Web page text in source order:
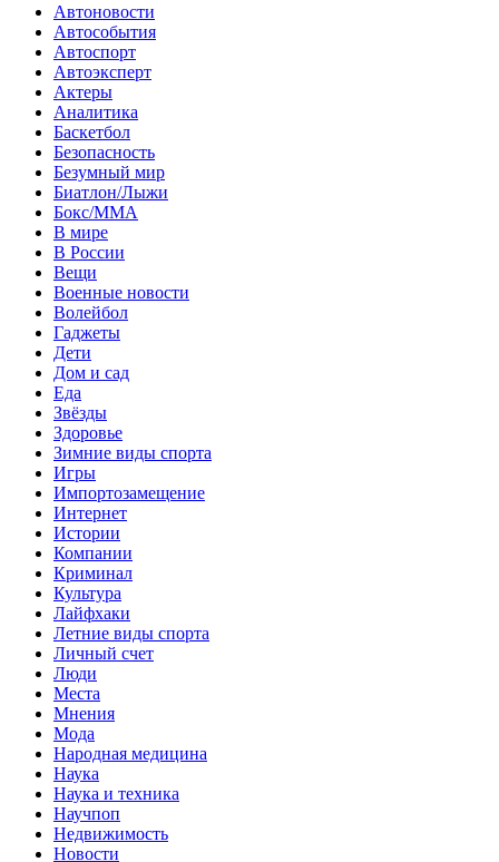
Автоновости
Автособытия
Автоспорт
Автоэксперт
Актеры
Аналитика
Баскетбол
Безопасность
Безумный мир
Биатлон/Лыжи
Бокс/MMA
В мире
В России
Вещи
Военные новости
Волейбол
Гаджеты
Дети
Дом и сад
Еда
Звёзды
Здоровье
Зимние виды спорта
Игры
Импортозамещение
Интернет
Истории
Компании
Криминал
Культура
Лайфхаки
Летние виды спорта
Личный счет
Люди
Места
Мнения
Мода
Народная медицина
Наука
Наука и техника
Научпоп
Недвижимость
Новости